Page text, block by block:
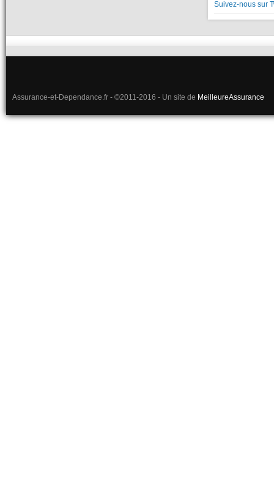
Suivez-nous sur
Assurance-et-Dependance.fr - ©2011-2016 - Un site de MeilleureAssurance